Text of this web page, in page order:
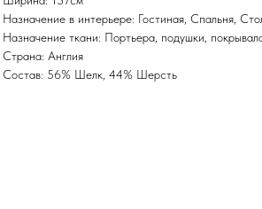
Назначение в интерьере: Гостиная, Спальня,
Назначение ткани: Портьера, подушки,
Страна: Англия
Состав: 56% Шелк, 44% Шерсть